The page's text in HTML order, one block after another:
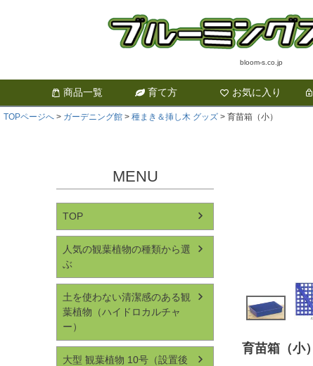
bloom-s.co.jp
商品一覧 育て方 お気に入り
TOPページへ ガーデニング館 種まき＆挿し木 グッズ 育苗箱（小）
MENU
TOP
人気の観葉植物の種類から選
ぶ
土を使わない清潔感のある観
葉植物（ハイドロカルチャ
ー）
大型 観葉植物 10号（設置後
育苗箱（小）